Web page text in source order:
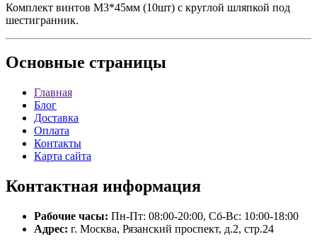
Комплект винтов М3*45мм (10шт) с круглой шляпкой под
шестигранник.
Основные страницы
Главная
Блог
Доставка
Оплата
Контакты
Карта сайта
Контактная информация
Рабочие часы: Пн-Пт: 08:00-20:00, Сб-Вс: 10:00-18:00
Адрес: г. Москва, Рязанский проспект, д.2, стр.24